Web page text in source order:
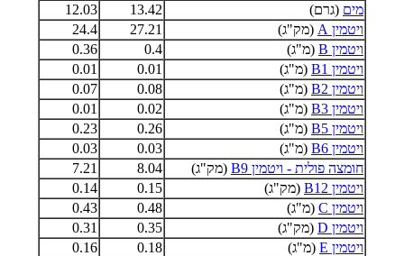
מים (גרם) 13.42
12.03
ויטמין A
(מק"ג) 27.21
24.4
ויטמין B
(מ"ג) 0.4
0.36
ויטמין B1
(מ"ג) 0.01
0.01
ויטמין B2
(מ"ג) 0.08
0.07
ויטמין B3
(מ"ג) 0.02
0.01
ויטמין B5
(מ"ג) 0.26
0.23
ויטמין B6
(מ"ג) 0.03
0.03
חומצה פולית - ויטמין B9
(מק"ג) 8.04
7.21
ויטמין B12
(מק"ג) 0.15
0.14
ויטמין C
(מ"ג) 0.48
0.43
ויטמין D
(מק"ג) 0.35
0.31
ויטמין E
(מ"ג) 0.18
0.16